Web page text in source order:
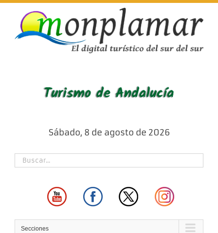
Skip
content
Sábado, 8 de agosto de 2026
Secciones